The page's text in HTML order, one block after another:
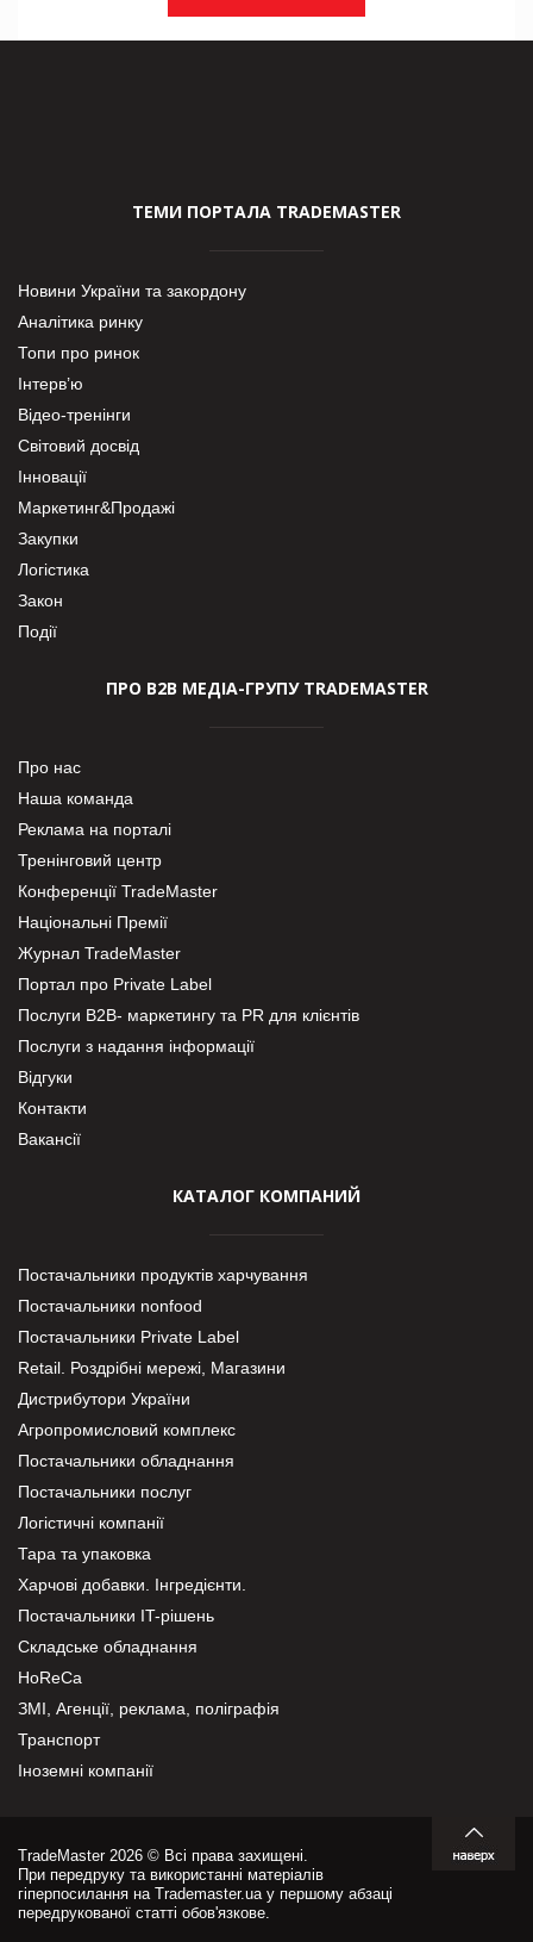
ТЕМИ ПОРТАЛА TRADEMASTER
Новини України та закордону
Аналітика ринку
Топи про ринок
Інтерв’ю
Відео-тренінги
Світовий досвід
Інновації
Маркетинг&Продажі
Закупки
Логістика
Закон
Події
ПРО В2В МЕДІА-ГРУПУ TRADEMASTER
Про нас
Наша команда
Реклама на порталі
Тренінговий центр
Конференції TradeMaster
Національні Премії
Журнал TradeMaster
Портал про Private Label
Послуги В2В- маркетингу та PR для клієнтів
Послуги з надання інформації
Відгуки
Контакти
Вакансії
КАТАЛОГ КОМПАНИЙ
Постачальники продуктів харчування
Постачальники nonfood
Постачальники Private Label
Retail. Роздрібні мережі, Магазини
Дистрибутори України
Агропромисловий комплекс
Постачальники обладнання
Постачальники послуг
Логістичні компанії
Тара та упаковка
Харчові добавки. Інгредієнти.
Постачальники IT-рішень
Складське обладнання
HoReCa
ЗМІ, Агенції, реклама, поліграфія
Транспорт
Іноземні компанії
TradeMaster 2026 © Всі права захищені.
При передруку та використанні матеріалів
гіперпосилання на Trademaster.ua у першому абзаці
передрукованої статті обов'язкове.